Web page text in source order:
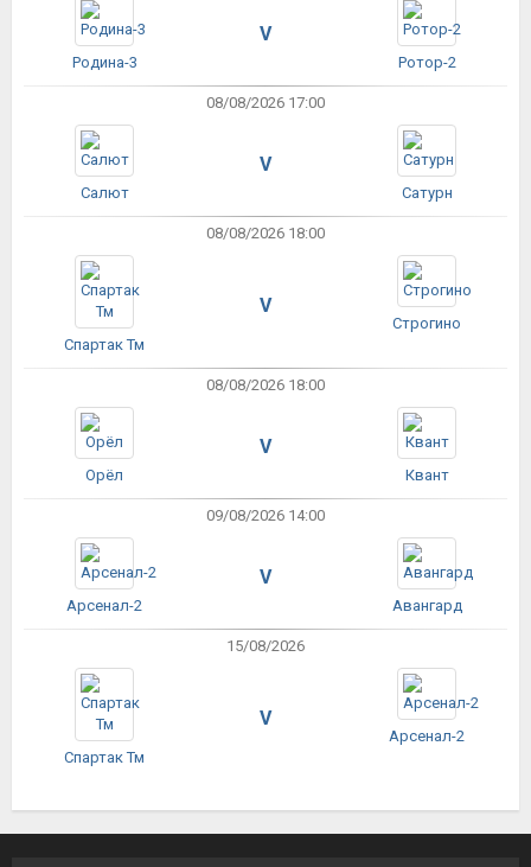
Родина-3
V
Ротор-2
08/08/2026 17:00
Салют
V
Сатурн
08/08/2026 18:00
Спартак Тм
V
Строгино
08/08/2026 18:00
Орёл
V
Квант
09/08/2026 14:00
Арсенал-2
V
Авангард
15/08/2026
Спартак Тм
V
Арсенал-2